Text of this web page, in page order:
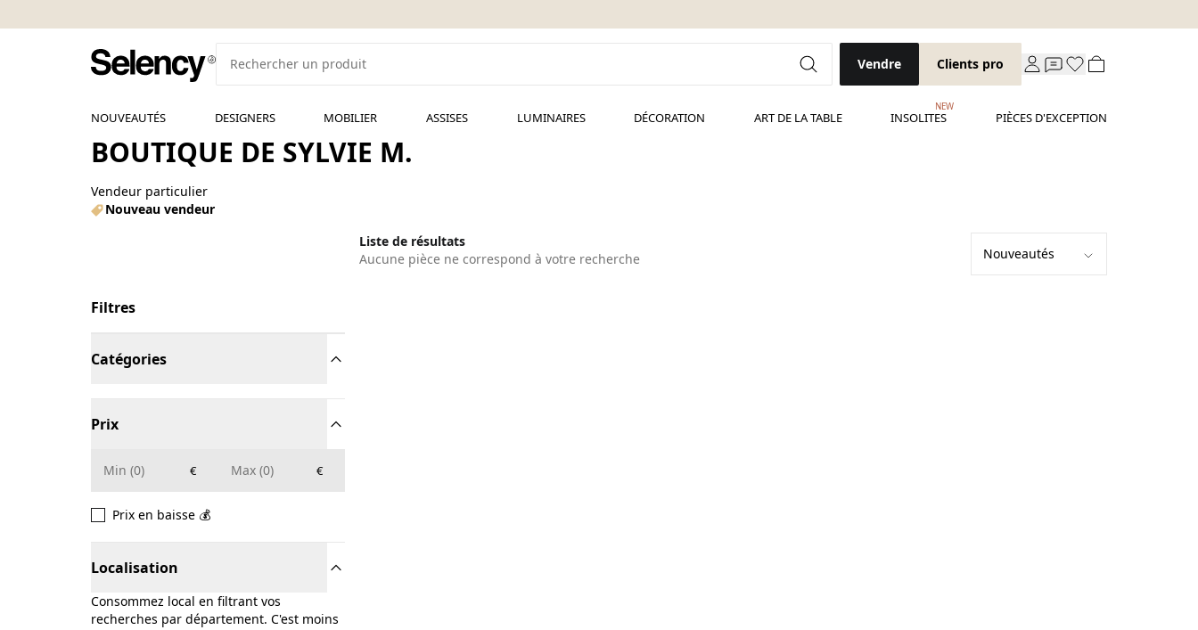
Vendre Clients pro
NOUVEAUTÉS DESIGNERS MOBILIER ASSISES LUMINAIRES DÉCORATION ART DE LA TABLE INSOLITES
NEW
PIÈCES D'EXCEPTION
BOUTIQUE DE SYLVIE M.
Vendeur particulier
Nouveau vendeur
Liste de résultats
Aucune pièce ne correspond à votre recherche
Filtres
Catégories
Prix
€ €
Prix en baisse 💰
Localisation
Consommez local en filtrant vos
recherches par département. C'est moins